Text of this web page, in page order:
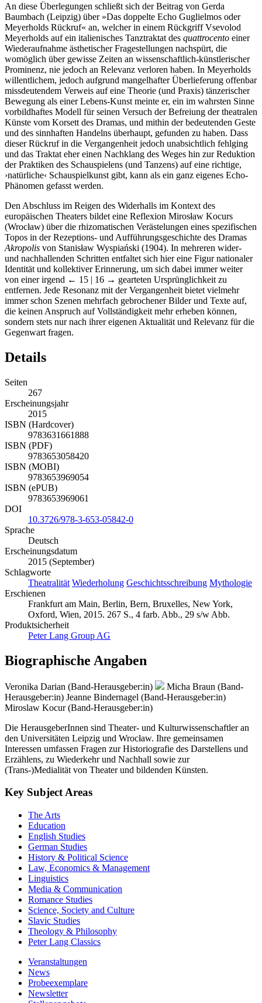
An diese Überlegungen schließt sich der Beitrag von Gerda
Baumbach (Leipzig) über »Das doppelte Echo Guglielmos oder
Meyerholds Rückruf« an, welcher in einem Rückgriff Vsevolod
Meyerholds auf ein italienisches Tanztraktat des quattrocento einer
Wiederaufnahme ästhetischer Fragestellungen nachspürt, die
womöglich über gewisse Zeiten an wissenschaftlich-künstlerischer
Prominenz, nie jedoch an Relevanz verloren haben. In Meyerholds
willentlichem, jedoch aufgrund mangelhafter Überlieferung offenbar
missdeutendem Verweis auf eine Theorie (und Praxis) tänzerischer
Bewegung als einer Lebens-Kunst meinte er, ein im wahrsten Sinne
vorbildhaftes Modell für seinen Versuch der Befreiung der theatralen
Künste vom Korsett des Dramas, und mithin der bedeutenden Geste
und des sinnhaften Handelns überhaupt, gefunden zu haben. Dass
dieser Rückruf in die Vergangenheit jedoch unabsichtlich fehlging
und das Traktat eher einen Nachklang des Weges hin zur Reduktion
der Praktiken des Schauspielens (und Tanzens) auf eine richtige,
›natürliche‹ Schauspielkunst gibt, kann als ein ganz eigenes Echo-
Phänomen gefasst werden.
Den Abschluss im Reigen des Widerhalls im Kontext des
europäischen Theaters bildet eine Reflexion Mirosław Kocurs
(Wrocław) über die rhizomatischen Verästelungen eines spezifischen
Topos in der Rezeptions- und Aufführungsgeschichte des Dramas
Akropolis von Stanisław Wyspiański (1904). In mehreren wider-
und nachhallenden Schritten entfaltet sich hier eine Figur nationaler
Identität und kollektiver Erinnerung, um sich dabei immer weiter
von einer irgend ← 15 | 16 → gearteten Ursprünglichkeit zu
entfernen. Jede Resonanz mit der Vergangenheit bietet vielmehr
immer schon Szenen mehrfach gebrochener Bilder und Texte auf,
die keinen Anspruch auf Vollständigkeit mehr erheben können,
sondern stets nur nach ihrer eigenen Aktualität und Relevanz für die
Gegenwart fragen.
Details
Seiten
267
Erscheinungsjahr
2015
ISBN (Hardcover)
9783631661888
ISBN (PDF)
9783653058420
ISBN (MOBI)
9783653969054
ISBN (ePUB)
9783653969061
DOI
10.3726/978-3-653-05842-0
Sprache
Deutsch
Erscheinungsdatum
2015 (September)
Schlagworte
Theatralität Wiederholung Geschichtsschreibung Mythologie
Erschienen
Frankfurt am Main, Berlin, Bern, Bruxelles, New York,
Oxford, Wien, 2015. 267 S., 4 farb. Abb., 29 s/w Abb.
Produktsicherheit
Peter Lang Group AG
Biographische Angaben
Veronika Darian (Band-Herausgeber:in)
Micha Braun (Band-
Herausgeber:in) Jeanne Bindernagel (Band-Herausgeber:in)
Miroslaw Kocur (Band-Herausgeber:in)
Die HerausgeberInnen sind Theater- und Kulturwissenschaftler an
den Universitäten Leipzig und Wrocław. Ihre gemeinsamen
Interessen umfassen Fragen zur Historiografie des Darstellens und
Erzählens, zu Wiederkehr und Nachhall sowie zur
(Trans-)Medialität von Theater und bildenden Künsten.
Key Subject Areas
The Arts
Education
English Studies
German Studies
History & Political Science
Law, Economics & Management
Linguistics
Media & Communication
Romance Studies
Science, Society and Culture
Slavic Studies
Theology & Philosophy
Peter Lang Classics
Veranstaltungen
News
Probeexemplare
Newsletter